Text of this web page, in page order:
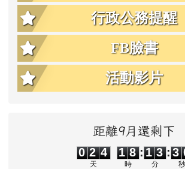
行政公務提醒
FB臉書
活動影片
距離9月還剩下
0
2
2
4
4
天
1
1
8
8
時
:
1
1
3
3
分
: 3
秒